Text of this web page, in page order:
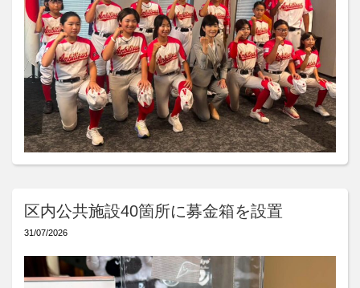
区内公共施設40箇所に募金箱を設置
31/07/2026